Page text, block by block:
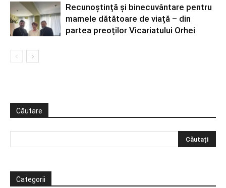
Recunoștință și binecuvântare pentru
mamele dătătoare de viață – din
partea preoților Vicariatului Orhei
Căutare
Categorii